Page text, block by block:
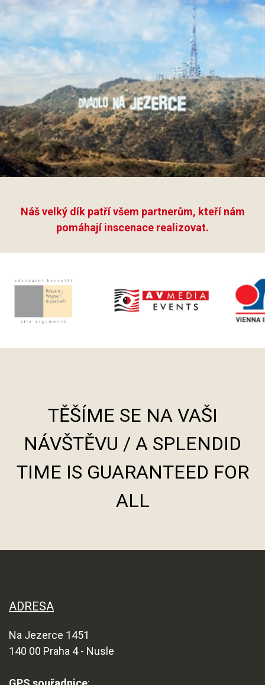
Náš velký dík patří všem partnerům, kteří nám
pomáhají inscenace realizovat.
TĚŠÍME SE NA VAŠI
NÁVŠTĚVU / A SPLENDID
TIME IS GUARANTEED FOR
ALL
ADRESA
Na Jezerce 1451
140 00 Praha 4 - Nusle